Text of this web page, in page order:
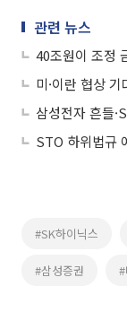
관련 뉴스
40조원이 조정
#SK하이닉스
#삼성증권